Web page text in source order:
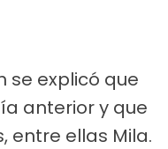
se explicó que
anterior y que
entre ellas Mila.